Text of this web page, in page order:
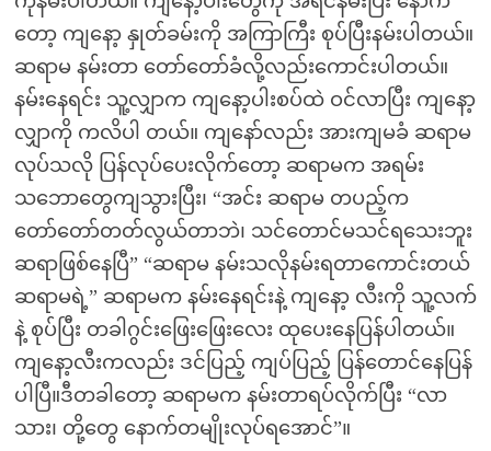
တော့ ကျနော့ နှုတ်ခမ်းကို အကြာကြီး စုပ်ပြီးနမ်းပါတယ်။
ဆရာမ နမ်းတာ တော်တော်ခံလို့လည်းကောင်းပါတယ်။
နမ်းနေရင်း သူ့လျှာက ကျနော့ပါးစပ်ထဲ ဝင်လာပြီး ကျနော့
လျှာကို ကလိပါ တယ်။ ကျနော်လည်း အားကျမခံ ဆရာမ
လုပ်သလို ပြန်လုပ်ပေးလိုက်တော့ ဆရာမက အရမ်း
သဘောတွေကျသွားပြီး၊ “အင်း ဆရာမ တပည့်က
တော်တော်တတ်လွယ်တာဘဲ၊ သင်တောင်မသင်ရသေးဘူး
ဆရာဖြစ်နေပြီ” “ဆရာမ နမ်းသလိုနမ်းရတာကောင်းတယ်
ဆရာမရဲ့” ဆရာမက နမ်းနေရင်းနဲ့ ကျနော့ လီးကို သူ့လက်
နဲ့ စုပ်ပြီး တခါဂွင်းဖြေးဖြေးလေး ထုပေးနေပြန်ပါတယ်။
ကျနော့လီးကလည်း ဒင်ပြည့် ကျပ်ပြည့် ပြန်တောင်နေပြန်
ပါပြီ။ဒီတခါတော့ ဆရာမက နမ်းတာရပ်လိုက်ပြီး “လာ
သား၊ တို့တွေ နောက်တမျိုးလုပ်ရအောင်”။